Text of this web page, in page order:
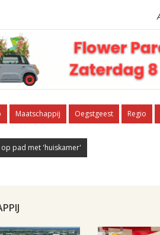
Maatschappij Oegstgeest Regio
pad met 'huiskamer'